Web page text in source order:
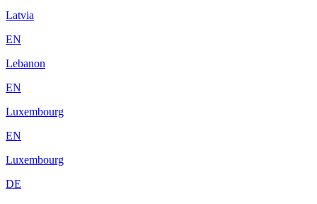
Latvia
EN
Lebanon
EN
Luxembourg
EN
Luxembourg
DE